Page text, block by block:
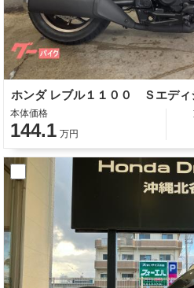
ホンダ レブル１１００ Ｓエデ
本体価格
144.1 万円